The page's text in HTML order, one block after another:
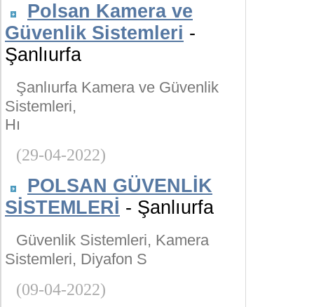
Polsan Kamera ve
Güvenlik Sistemleri -
Şanlıurfa
Şanlıurfa Kamera ve Güvenlik
Sistemleri,
Hı
(29-04-2022)
POLSAN GÜVENLİK
SİSTEMLERİ - Şanlıurfa
Güvenlik Sistemleri, Kamera
Sistemleri, Diyafon S
(09-04-2022)